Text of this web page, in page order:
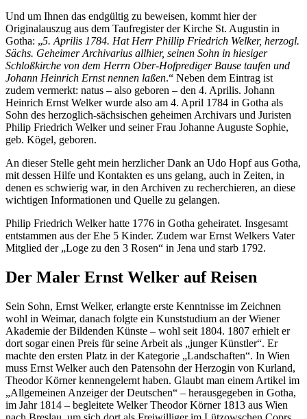
Und um Ihnen das endgültig zu beweisen, kommt hier der
Originalauszug aus dem Taufregister der Kirche St. Augustin in
Gotha: „5. Aprilis 1784. Hat Herr Phillip Friedrich Welker, herzogl.
Sächs. Geheimer Archivarius allhier, seinen Sohn in hiesiger
Schloßkirche von dem Herrn Ober-Hofprediger Bause taufen und
Johann Heinrich Ernst nennen laßen.“ Neben dem Eintrag ist
zudem vermerkt: natus – also geboren – den 4. Aprilis. Johann
Heinrich Ernst Welker wurde also am 4. April 1784 in Gotha als
Sohn des herzoglich-sächsischen geheimen Archivars und Juristen
Philip Friedrich Welker und seiner Frau Johanne Auguste Sophie,
geb. Kögel, geboren.
An dieser Stelle geht mein herzlicher Dank an Udo Hopf aus Gotha,
mit dessen Hilfe und Kontakten es uns gelang, auch in Zeiten, in
denen es schwierig war, in den Archiven zu recherchieren, an diese
wichtigen Informationen und Quelle zu gelangen.
Philip Friedrich Welker hatte 1776 in Gotha geheiratet. Insgesamt
entstammen aus der Ehe 5 Kinder. Zudem war Ernst Welkers Vater
Mitglied der „Loge zu den 3 Rosen“ in Jena und starb 1792.
Der Maler Ernst Welker auf Reisen
Sein Sohn, Ernst Welker, erlangte erste Kenntnisse im Zeichnen
wohl in Weimar, danach folgte ein Kunststudium an der Wiener
Akademie der Bildenden Künste – wohl seit 1804. 1807 erhielt er
dort sogar einen Preis für seine Arbeit als „junger Künstler“. Er
machte den ersten Platz in der Kategorie „Landschaften“. In Wien
muss Ernst Welker auch den Patensohn der Herzogin von Kurland,
Theodor Körner kennengelernt haben. Glaubt man einem Artikel im
„Allgemeinen Anzeiger der Deutschen“ – herausgegeben in Gotha,
im Jahr 1814 – begleitete Welker Theodor Körner 1813 aus Wien